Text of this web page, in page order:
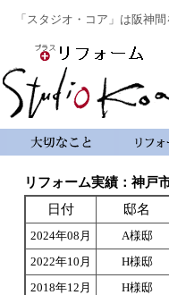
「スタジオ・コア」は阪神
リフォーム実績：神戸
日付
邸名
2024年08月 A様邸
2022年10月
H様邸
2018年12月
H様邸